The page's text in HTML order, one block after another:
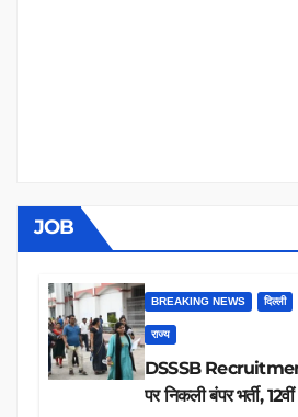
JOB
BREAKING NEWS दिल्ली
राज्य
DSSSB
पर निकली बंपर भर्ती,